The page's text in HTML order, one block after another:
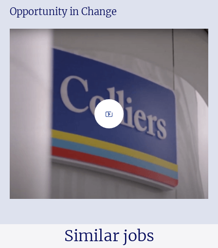
Opportunity in Change
Similar jobs